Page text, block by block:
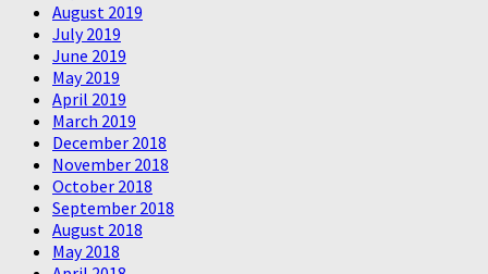
August 2019
July 2019
June 2019
May 2019
April 2019
March 2019
December 2018
November 2018
October 2018
September 2018
August 2018
May 2018